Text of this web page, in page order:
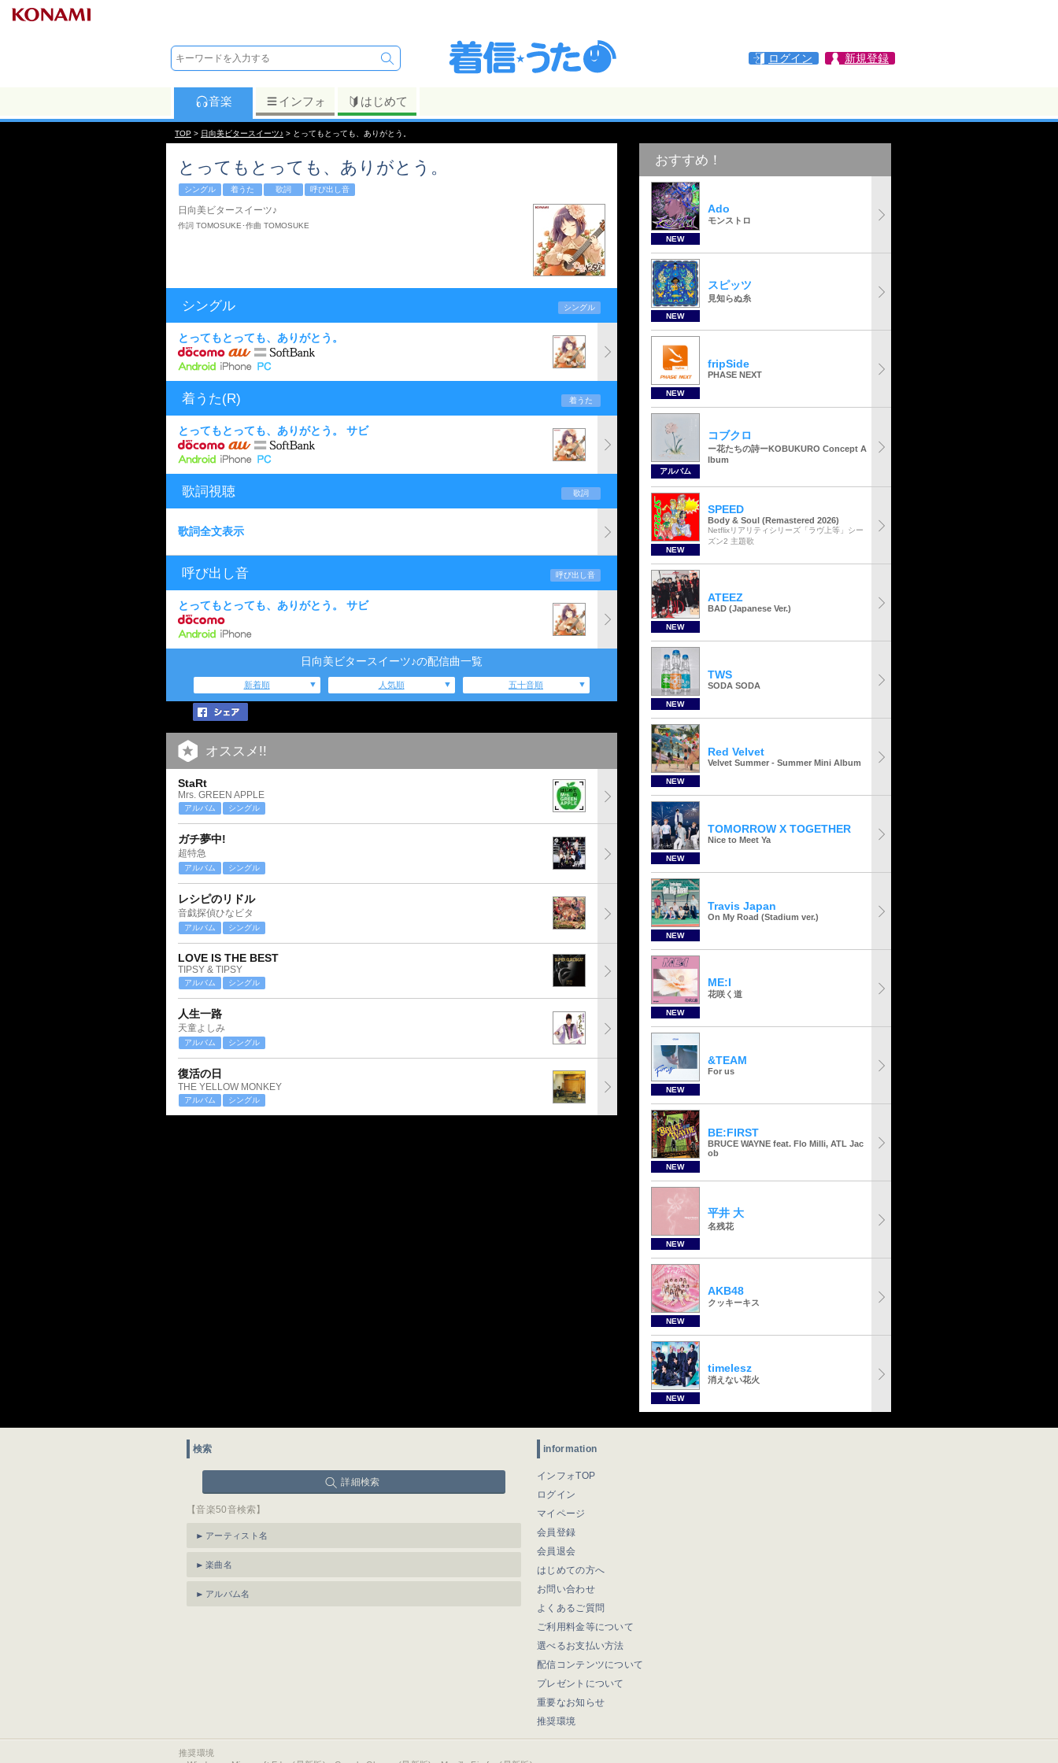
ログイン 新規登録
音楽 インフォ はじめて
TOP > 日向美ビタースイーツ♪ > とってもとっても、ありがとう。
とってもとっても、ありがとう。
シングル 着うた 歌詞 呼び出し音
日向美ビタースイーツ♪
作詞 TOMOSUKE･作曲 TOMOSUKE
シングル シングル
とってもとっても、ありがとう。
着うた(R) 着うた
とってもとっても、ありがとう。 サビ
歌詞視聴 歌詞
歌詞全文表示
呼び出し音 呼び出し音
とってもとっても、ありがとう。 サビ
日向美ビタースイーツ♪の配信曲一覧
新着順 人気順 五十音順
オススメ!!
StaRt
Mrs. GREEN APPLE
アルバム シングル
ガチ夢中!
超特急
アルバム シングル
レシピのリドル
音戯探偵ひなビタ
アルバム シングル
LOVE IS THE BEST
TIPSY & TIPSY
アルバム シングル
人生一路
天童よしみ
アルバム シングル
復活の日
THE YELLOW MONKEY
アルバム シングル
おすすめ！
NEW
Ado
モンストロ
NEW
スピッツ
見知らぬ糸
NEW
fripSide
PHASE NEXT
アルバム
コブクロ
ー花たちの詩ーKOBUKURO Concept A
lbum
NEW
SPEED
Body & Soul (Remastered 2026)
Netflixリアリティシリーズ「ラヴ上等」シー
ズン2 主題歌
NEW
ATEEZ
BAD (Japanese Ver.)
NEW
TWS
SODA SODA
NEW
Red Velvet
Velvet Summer - Summer Mini Album
NEW
TOMORROW X TOGETHER
Nice to Meet Ya
NEW
Travis Japan
On My Road (Stadium ver.)
NEW
ME:I
花咲く道
NEW
&TEAM
For us
NEW
BE:FIRST
BRUCE WAYNE feat. Flo Milli, ATL Jac
ob
NEW
平井 大
名残花
NEW
AKB48
クッキーキス
NEW
timelesz
消えない花火
検索
詳細検索
【音楽50音検索】
アーティスト名
楽曲名
アルバム名
information
インフォTOP
ログイン
マイページ
会員登録
会員退会
はじめての方へ
お問い合わせ
よくあるご質問
ご利用料金等について
選べるお支払い方法
配信コンテンツについて
プレゼントについて
重要なお知らせ
推奨環境
推奨環境